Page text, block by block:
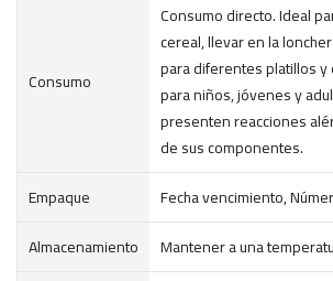
Consumo
Consumo directo. Ideal
cereal, llevar en la
para diferentes platillos y
para niños, jóvenes y
presenten reacciones
de sus componentes.
Empaque
Fecha vencimiento,
Almacenamiento
Mantener a una